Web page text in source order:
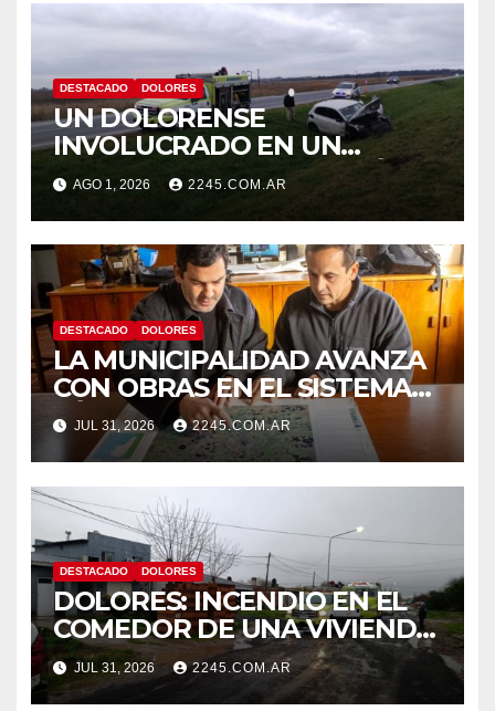
DESTACADO DOLORES
UN DOLORENSE
INVOLUCRADO EN UN
SINIESTRO QUE TERMINÓ
CON DESPISTE Y VUELCO
AGO 1, 2026 2245.COM.AR
DESTACADO DOLORES
LA MUNICIPALIDAD AVANZA
CON OBRAS EN EL SISTEMA
HÍDRICO DE DOLORES
JUL 31, 2026 2245.COM.AR
DESTACADO DOLORES
DOLORES: INCENDIO EN EL
COMEDOR DE UNA VIVIENDA
FUE CONTROLADO POR
BOMBEROS
JUL 31, 2026 2245.COM.AR